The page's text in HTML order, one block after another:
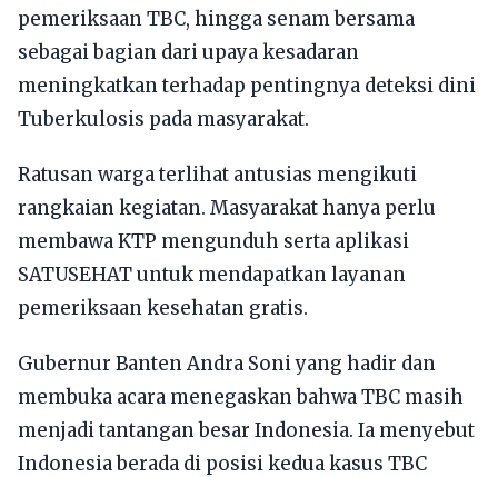
pemeriksaan TBC, hingga senam bersama
sebagai bagian dari upaya kesadaran
meningkatkan terhadap pentingnya deteksi dini
Tuberkulosis pada masyarakat.
Ratusan warga terlihat antusias mengikuti
rangkaian kegiatan. Masyarakat hanya perlu
membawa KTP mengunduh serta aplikasi
SATUSEHAT untuk mendapatkan layanan
pemeriksaan kesehatan gratis.
Gubernur Banten Andra Soni yang hadir dan
membuka acara menegaskan bahwa TBC masih
menjadi tantangan besar Indonesia. Ia menyebut
Indonesia berada di posisi kedua kasus TBC